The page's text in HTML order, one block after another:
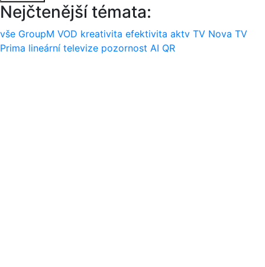
Nejčtenější témata:
vše GroupM VOD kreativita efektivita aktv TV Nova TV
Prima lineární televize pozornost AI QR